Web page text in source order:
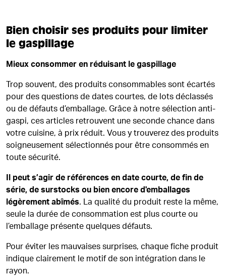
Bien choisir ses produits pour limiter
le gaspillage
Mieux consommer en réduisant le gaspillage
Trop souvent, des produits consommables sont écartés
pour des questions de dates courtes, de lots déclassés
ou de défauts d’emballage. Grâce à notre sélection anti-
gaspi, ces articles retrouvent une seconde chance dans
votre cuisine, à prix réduit. Vous y trouverez des produits
soigneusement sélectionnés pour être consommés en
toute sécurité.
Il peut s’agir de références en date courte, de fin de
série, de surstocks ou bien encore d'emballages
légèrement abîmés. La qualité du produit reste la même,
seule la durée de consommation est plus courte ou
l’emballage présente quelques défauts.
Pour éviter les mauvaises surprises, chaque fiche produit
indique clairement le motif de son intégration dans le
rayon.